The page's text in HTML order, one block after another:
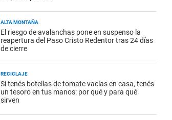
ALTA MONTAÑA
El riesgo de avalanchas pone en suspenso la
reapertura del Paso Cristo Redentor tras 24 días
de cierre
RECICLAJE
Si tenés botellas de tomate vacías en casa, tenés
un tesoro en tus manos: por qué y para qué
sirven